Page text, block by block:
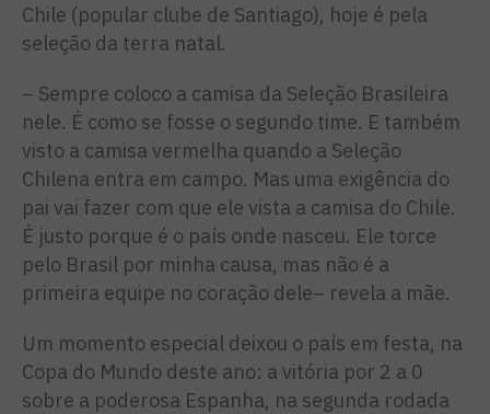
Chile (popular clube de Santiago), hoje é pela
seleção da terra natal.
– Sempre coloco a camisa da Seleção Brasileira
nele. É como se fosse o segundo time. E também
visto a camisa vermelha quando a Seleção
Chilena entra em campo. Mas uma exigência do
pai vai fazer com que ele vista a camisa do Chile.
É justo porque é o país onde nasceu. Ele torce
pelo Brasil por minha causa, mas não é a
primeira equipe no coração dele– revela a mãe.
Um momento especial deixou o país em festa, na
Copa do Mundo deste ano: a vitória por 2 a 0
sobre a poderosa Espanha, na segunda rodada